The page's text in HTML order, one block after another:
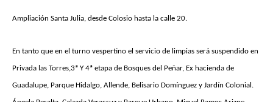
Ampliación Santa Julia, desde Colosio hasta la calle 20.
En tanto que en el turno vespertino el servicio de limpias será suspendido en
Privada las Torres,3ª Y 4ª etapa de Bosques del Peñar, Ex hacienda de
Guadalupe, Parque Hidalgo, Allende, Belisario Domínguez y Jardín Colonial.